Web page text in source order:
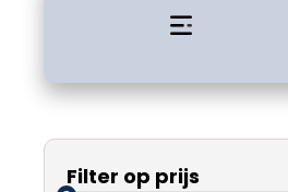
Filter op prijs